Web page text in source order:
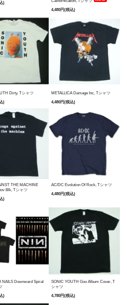
)
Californication, Tシャツ
4,480円(税込)
Dirty, Tシャツ
)
METALLICA Damage Inc, Tシャツ
4,480円(税込)
THE MACHINE
Blk, Tシャツ
)
AC/DC Evolution Of Rock, Tシャツ
4,480円(税込)
NAILS Downward Spiral
)
SONIC YOUTH Goo Album Cover, T
シャツ
4,780円(税込)